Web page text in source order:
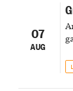
07
AUG